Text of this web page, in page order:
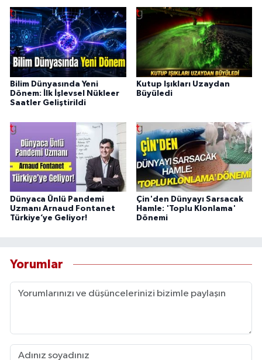
Bilim Dünyasında Yeni
Dönem: İlk İşlevsel Nükleer
Saatler Geliştirildi
Kutup Işıkları Uzaydan
Büyüledi
Dünyaca Ünlü Pandemi
Uzmanı Arnaud Fontanet
Türkiye’ye Geliyor!
Çin'den Dünyayı Sarsacak
Hamle: 'Toplu Klonlama'
Dönemi
Yorumlar